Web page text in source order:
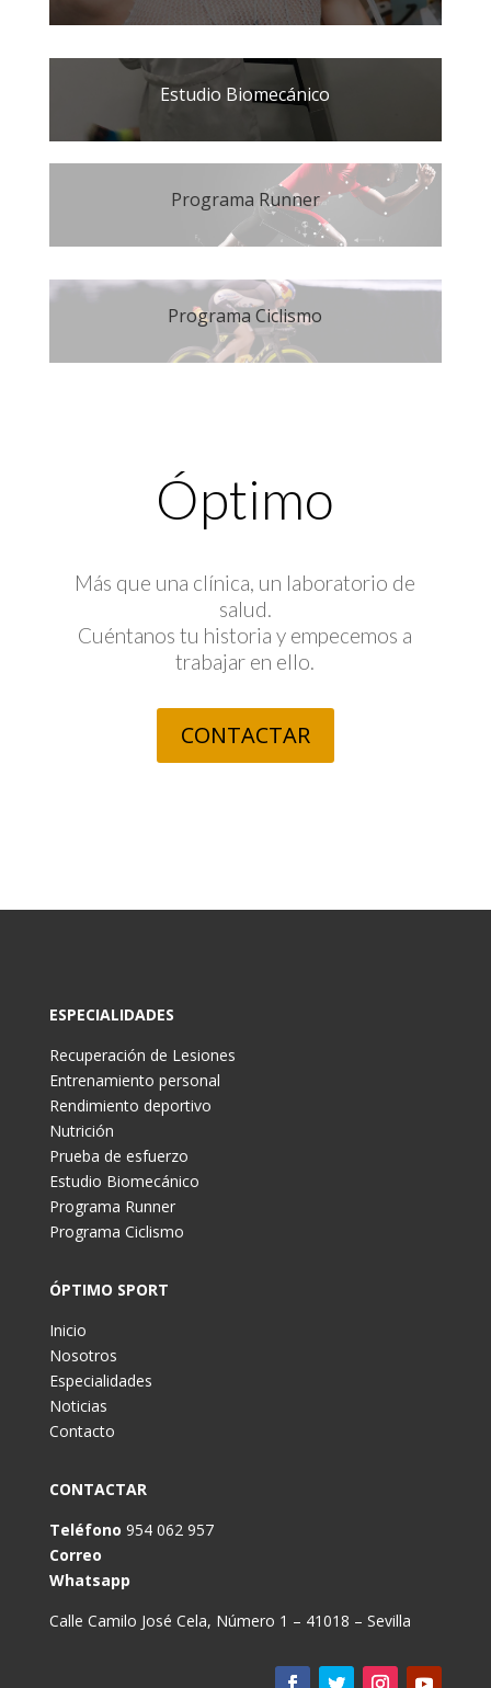
Estudio Biomecánico
Programa Runner
Programa Ciclismo
Óptimo
Más que una clínica, un laboratorio de
salud.
Cuéntanos tu historia y empecemos a
trabajar en ello.
CONTACTAR
ESPECIALIDADES
Recuperación de Lesiones
Entrenamiento personal
Rendimiento deportivo
Nutrición
Prueba de esfuerzo
Estudio Biomecánico
Programa Runner
Programa Ciclismo
ÓPTIMO SPORT
Inicio
Nosotros
Especialidades
Noticias
Contacto
CONTACTAR
Teléfono 954 062 957
Correo
Whatsapp
Calle Camilo José Cela, Número 1 – 41018 – Sevilla